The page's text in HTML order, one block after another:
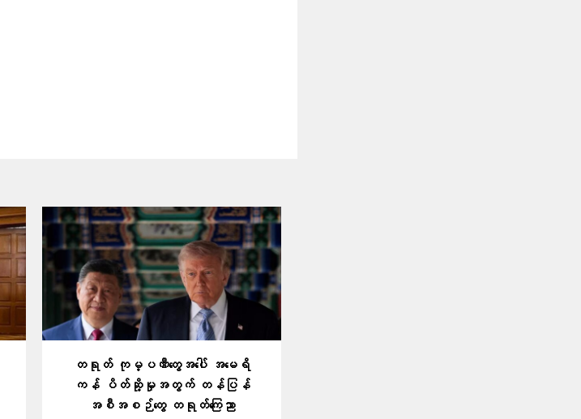
တရုတ် ကုမ္ပဏီတွေအပေါ် အမေရိ
ကန် ပိတ်ဆို့မှုအတွက် တန်ပြန်
အစီအစဉ်တွေ တရုတ်ကြေညာ